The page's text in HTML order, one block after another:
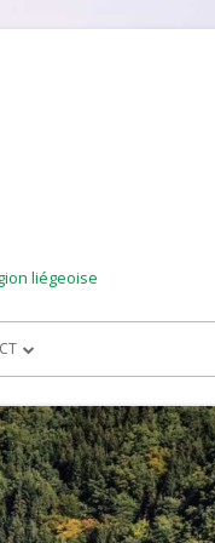
liégeoise